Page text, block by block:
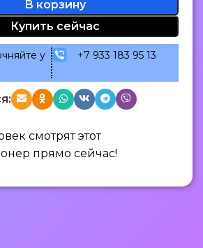
В корзину
Купить сейчас
у
+7 933 183 95 13
смотрят этот
прямо сейчас!